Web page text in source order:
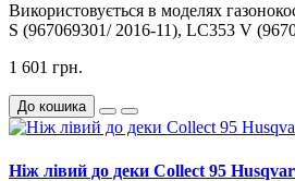
Використовується в моделях
S (967069301/ 2016-11), LC353 V
1 601 грн.
До кошика
Ніж лівий до деки Collect 95